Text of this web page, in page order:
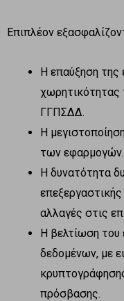
Επιπλέον
Η επαύξηση της
χωρητικότητας
ΓΓΠΣΔΔ.
Η
των εφαρμογών.
Η δυνατότητα
αλλαγές στις
Η βελτίωση του
δεδομένων, με
πρόσβασης.